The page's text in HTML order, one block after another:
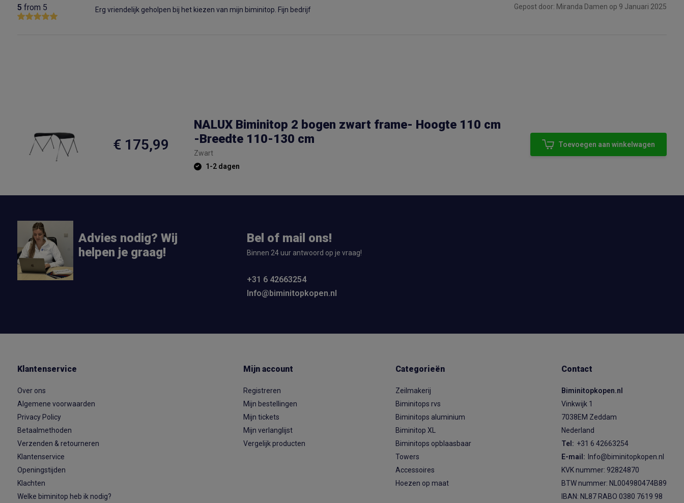
5 from 5 Erg vriendelijk geholpen bij het kiezen van mijn biminitop. Fijn bedrijf Gepost door: Miranda Damen op 9 Januari 2025
€ 175,99
NALUX Biminitop 2 bogen zwart frame- Hoogte 110 cm
-Breedte 110-130 cm
Zwart
1-2 dagen
Toevoegen aan winkelwagen
Advies nodig? Wij
helpen je graag!
Bel of mail ons!
Binnen 24 uur antwoord op je vraag!
+31 6 42663254
Info@biminitopkopen.nl
Klantenservice
Over ons
Algemene voorwaarden
Privacy Policy
Betaalmethoden
Verzenden & retourneren
Klantenservice
Openingstijden
Klachten
Welke biminitop heb ik nodig?
Mijn account
Registreren
Mijn bestellingen
Mijn tickets
Mijn verlanglijst
Vergelijk producten
Categorieën
Zeilmakerij
Biminitops rvs
Biminitops aluminium
Biminitop XL
Biminitops opblaasbaar
Towers
Accessoires
Hoezen op maat
Contact
Biminitopkopen.nl
Vinkwijk 1
7038EM Zeddam
Nederland
Tel: +31 6 42663254
E-mail: Info@biminitopkopen.nl
KVK nummer: 92824870
BTW nummer: NL004980474B89
IBAN: NL87 RABO 0380 7619 98